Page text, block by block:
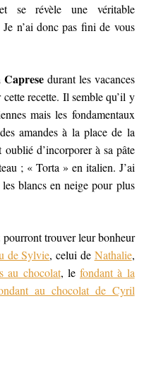
se révèle une véritable
n’ai donc pas fini de vous
durant les vacances
recette. Il semble qu’il y
mais les fondamentaux
amandes à la place de la
d’incorporer à sa pâte
; « Torta » en italien. J’ai
blancs en neige pour plus
trouver leur bonheur
de Sylvie, celui de Nathalie,
au chocolat, lefondant à la
au chocolat de Cyril